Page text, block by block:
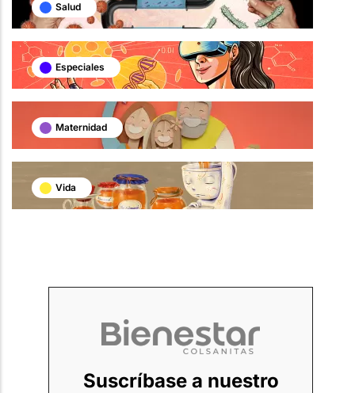
Salud
Especiales
Maternidad
Vida
Suscríbase a nuestro